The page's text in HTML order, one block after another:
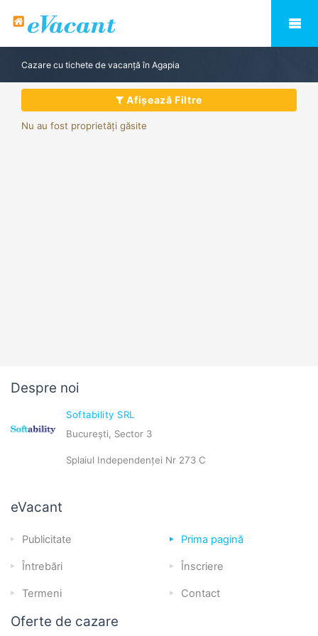
Cazare cu tichete de vacanță în Agapia
Afișează Filtre
Nu au fost proprietăți găsite
Despre noi
Softability SRL
București, Sector 3
Splaiul Independenței Nr 273 C
eVacant
Publicitate Prima pagină
Întrebări Înscriere
Termeni Contact
Oferte de cazare